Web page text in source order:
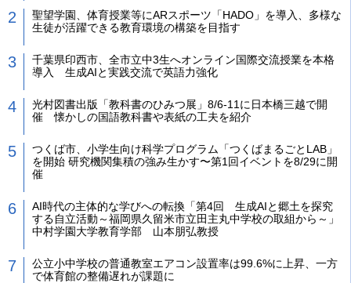
聖望学園、体育授業等にARスポーツ「HADO」を導入、多様な
生徒が活躍できる教育環境の構築を目指す
千葉県印西市、全市立中3生へオンライン国際交流授業を本格
導入 生成AIと実践交流で英語力強化
光村図書出版「教科書のひみつ展」8/6-11に日本橋三越で開
催 懐かしの国語教科書や表紙の工夫を紹介
つくば市、小学生向け科学プログラム「つくばまるごとLAB」
を開始 研究機関集積の強み生かす〜第1回イベントを8/29に開
催
AI時代の主体的な学びへの転換「第4回 生成AIと郷土を探究
する自立活動～福岡県久留米市立田主丸中学校の取組から～」
中村学園大学教育学部 山本朋弘教授
公立小中学校の普通教室エアコン設置率は99.6%に上昇、一方
で体育館の整備遅れが課題に